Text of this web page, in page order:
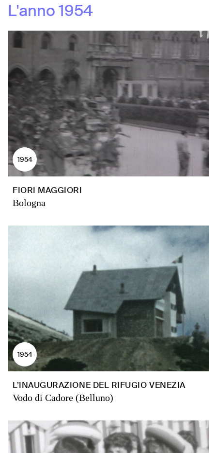
L'anno1954
1954
FIORI MAGGIORI
Bologna
1954
L’INAUGURAZIONE DEL RIFUGIO VENEZIA
Vodo di Cadore (Belluno)